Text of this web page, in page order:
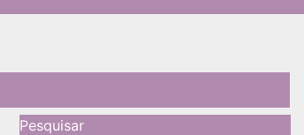
Pesquisar